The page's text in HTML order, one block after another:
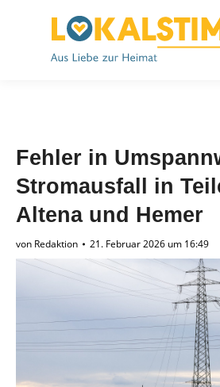
Fehler in
Stromausfall in
Altena und Hemer
von Redaktion 21. Februar 2026 um 16:49